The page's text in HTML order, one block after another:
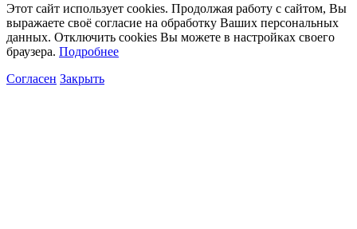
Этот сайт использует cookies. Продолжая работу с сайтом, Вы
выражаете своё согласие на обработку Ваших персональных
данных. Отключить cookies Вы можете в настройках своего
браузера. Подробнее
Согласен Закрыть